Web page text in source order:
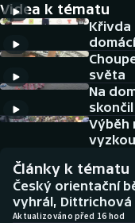
Atletika
Cyklistika
DALŠÍ SPORTY
Americký fotbal
Baseball a softbal
Basketbal
NEPŘEHLÉDNĚTE
Soutěže
Historické návraty
Videa k tématu
Křivda
světa
Na
Výběh
Články k tématu
Český orientační
vyhrál, Dittrichová
Aktualizováno před 16 hod